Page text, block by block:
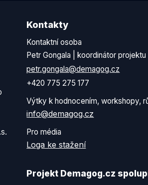
Kontakty
Kontaktní osoba
Petr Gongala | koordinátor projektu
petr.gongala@demagog.cz
+420 775 275 177
Výtky k hodnocením, workshopy,
info@demagog.cz
Pro média
Loga ke stažení
Projekt Demagog.cz